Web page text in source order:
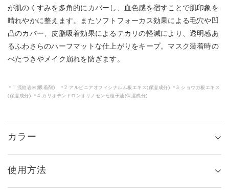
が肌のくすみを多角的にカバーし、血色感を宿すことで肌印象を
晴れやかに整えます。またソフトフォーカス効果による毛穴や凹
凸のカバー、皮脂吸着効果によるテカリの軽減により、透明感あ
るふわさらのハーフマットな仕上がりをキープ。マスク装着時の
べたつきやメイク崩れを防ぎます。
＊1 流紋岩末(吸着剤) ＊2 アルピニアオフィシナルム根エキス(保湿成分) ＊3 ショウガ根エキス
(保湿成分) ＊4 カリオデンドロンオリノセンセ種子油(保湿成分)
カラー
使用方法